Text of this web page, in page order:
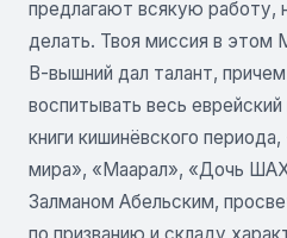
предлагают всякую работу,
делать. Твоя миссия в этом
В-вышний дал талант,
воспитывать весь
книги кишинёвского
мира», «Маарал», «Дочь
Залманом Абельским,
по призванию и складу